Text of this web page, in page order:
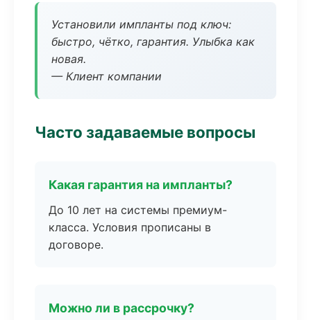
Установили импланты под ключ:
быстро, чётко, гарантия. Улыбка как
новая.
— Клиент компании
Часто задаваемые вопросы
Какая гарантия на импланты?
До 10 лет на системы премиум-
класса. Условия прописаны в
договоре.
Можно ли в рассрочку?